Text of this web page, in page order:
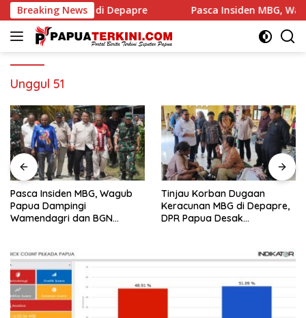
Langsung
ke
konten
Breaking NewsPasca Insiden MBG, Wagub Papua Dampingi
Unggul 51
Pasca Insiden MBG, Wagub
Papua Dampingi
Wamendagri dan BGN
Tinjau Korban Dugaan
Keracunan MBG di Depapre,
DPR Papua Desak